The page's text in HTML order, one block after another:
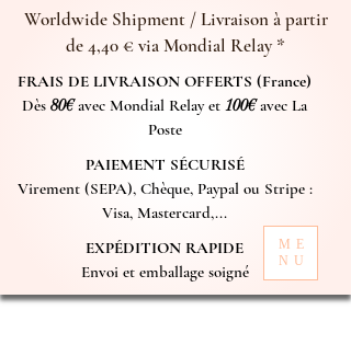
Worldwide Shipment / Livraison à partir
de 4,40 € via Mondial Relay *
FRAIS DE LIVRAISON OFFERTS (France)
Dès 80€avec Mondial Relay et 100€avec La
Poste
PAIEMENT SÉCURISÉ
Virement (SEPA), Chèque, Paypal ou Stripe :
Visa, Mastercard,...
EXPÉDITION RAPIDE
Envoi et emballage soigné
ME
NU